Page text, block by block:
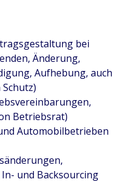
bei
Änderung,
Aufhebung, auch
Betriebsrat)
Automobilbetrieben
und Backsourcing